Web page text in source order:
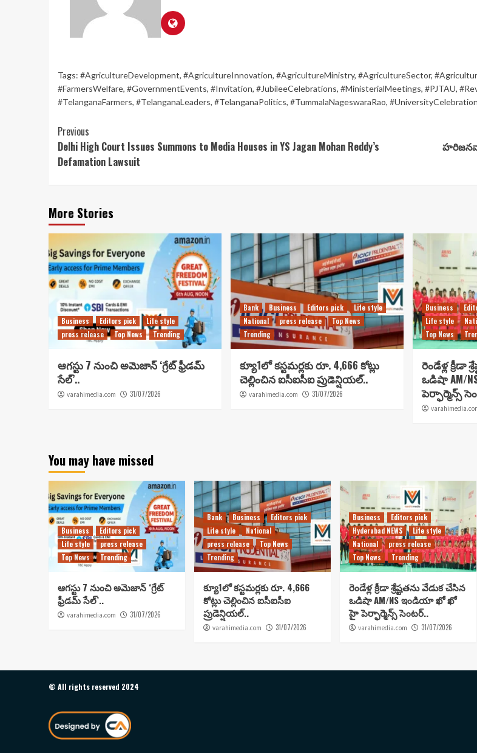
Tags: #AgricultureDevelopment, #AgricultureInnovation, #AgricultureMinistry, #AgricultureSector,
#FarmersWelfare, #GovernmentEvents, #Invitation, #JubileeCelebrations, #MinisterialMeetings, #PJTAU,
#TelanganaFarmers, #TelanganaLeaders, #TelanganaPolitics, #TummalaNageswaraRao,
Continue
Reading
Previous
Delhi High Court Issues Summons to Media Houses in YS Jagan Mohan Reddy’s
Defamation Lawsuit
More Stories
Business Editors pick
Life style
press release
Top News Trending
ఆగస్టు 7 నుంచి అమెజాన్ ‘గ్రేట్ ఫ్రీడమ్
సేల్’..
varahimedia.com 31/07/2026
Bank Business Editors pick
Life style
National
press release
Top News
Trending
క్యూ1లో కస్టమర్లకు రూ. 4,666 కోట్లు
చెల్లించిన ఐసీఐసీఐ ప్రుడెన్షియల్..
varahimedia.com 31/07/2026
Business
Life style
Top News
రెండేళ్ల క్రీడా
ఒడిషా AM/
పెర్ఫార్మెన్స్
You may have missed
Business
Editors pick
Life style
press release
Top News
Trending
ఆగస్టు 7 నుంచి అమెజాన్ ‘గ్రేట్
ఫ్రీడమ్ సేల్’..
varahimedia.com 31/07/2026
Bank Business
Editors pick
Life style
National
press release
Top News
Trending
క్యూ1లో కస్టమర్లకు రూ. 4,666
కోట్లు చెల్లించిన ఐసీఐసీఐ
ప్రుడెన్షియల్..
varahimedia.com 31/07/2026
Business
Editors pick
Hyderabad NEWS
Life style
National
press release
Top News
Trending
రెండేళ్ల క్రీడా శ్రేష్టతను వేడుక చేసిన
ఒడిషా AM/NS ఇండియా ఖో ఖో
హై పెర్ఫార్మెన్స్ సెంటర్..
varahimedia.com 31/07/2026
© All rights reserved 2024